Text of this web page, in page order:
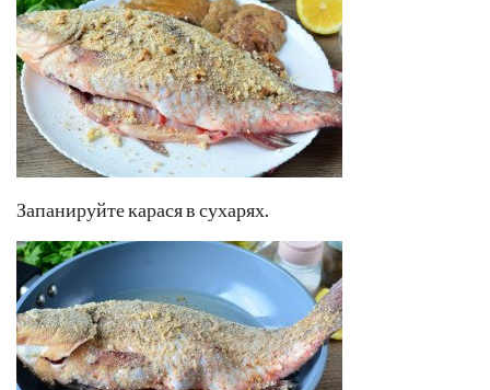
Запанируйте карася в сухарях.